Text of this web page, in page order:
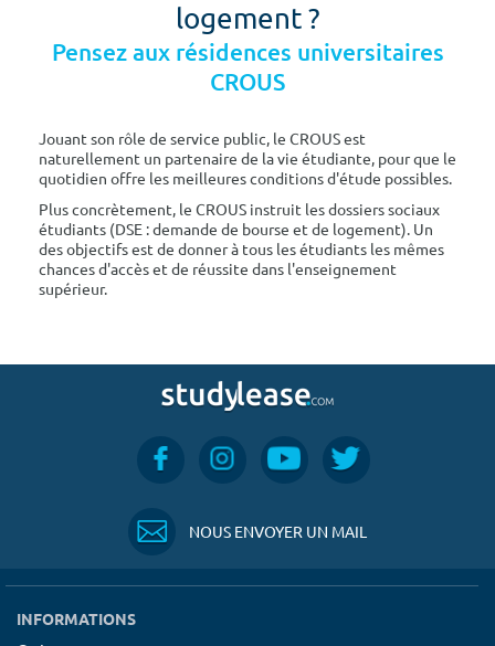
logement ?
Pensez aux résidences universitaires
CROUS
Jouant son rôle de service public, le CROUS est
naturellement un partenaire de la vie étudiante, pour que le
quotidien offre les meilleures conditions d'étude possibles.
Plus concrètement, le CROUS instruit les dossiers sociaux
étudiants (DSE : demande de bourse et de logement). Un
des objectifs est de donner à tous les étudiants les mêmes
chances d'accès et de réussite dans l'enseignement
supérieur.
NOUS ENVOYER UN MAIL
INFORMATIONS